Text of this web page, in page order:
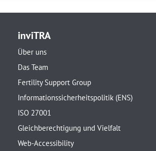
inviTRA
Über uns
Das Team
Fertility Support Group
Informationssicherheitspolitik (ENS)
ISO 27001
Gleichberechtigung und Vielfalt
Web-Accessibility